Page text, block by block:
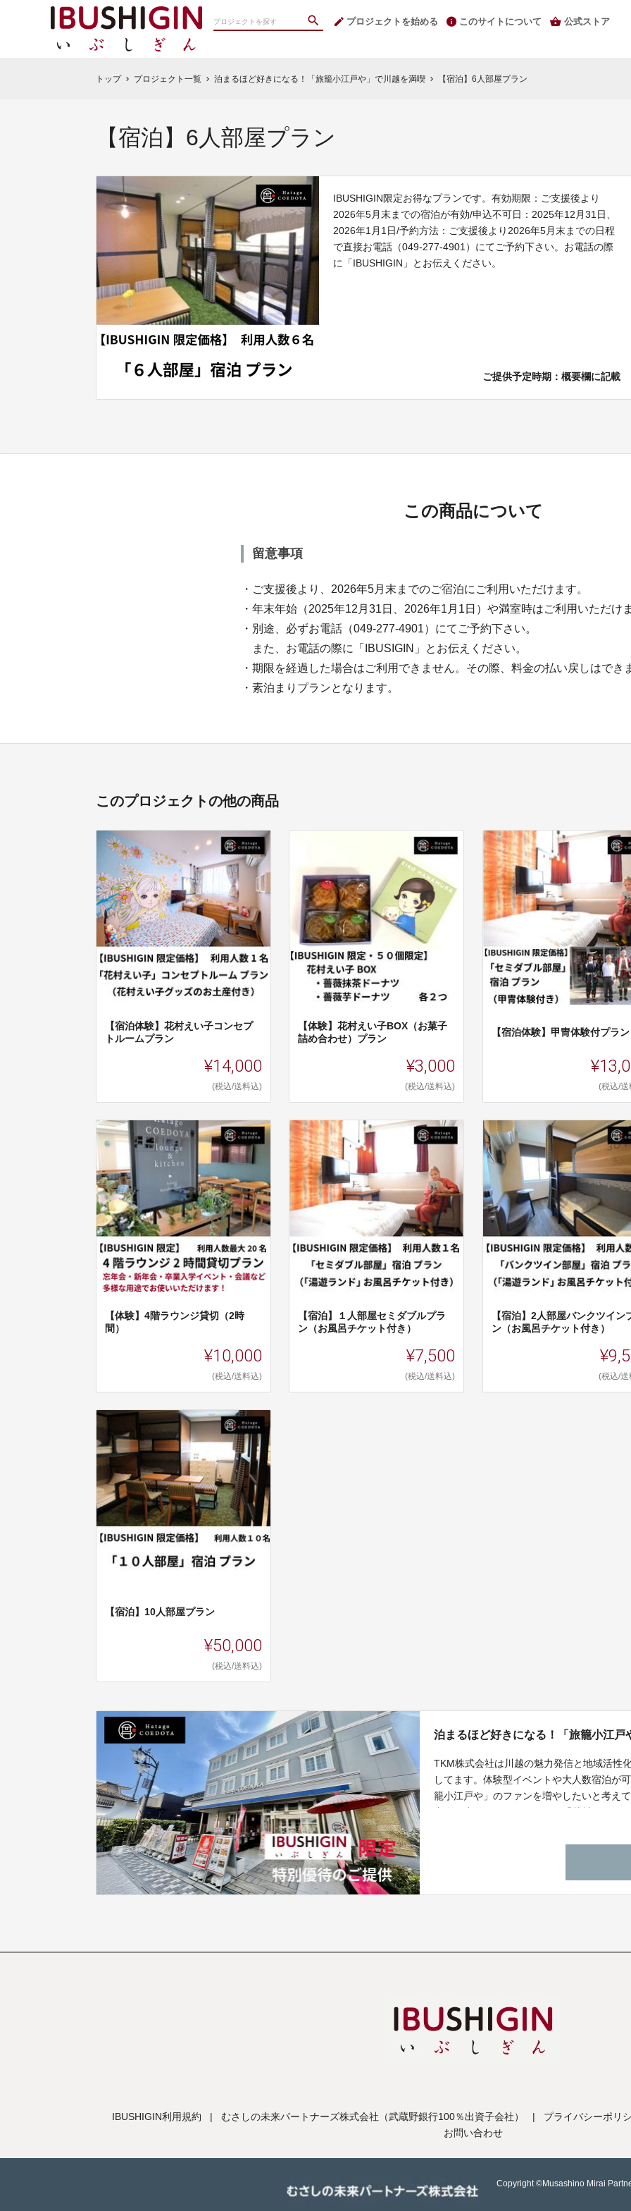
プロジェクトを始める このサイトについて 公式ストア
トップ chevron_right プロジェクト一覧 chevron_right 泊まるほど好きになる！「旅籠小江戸や」で川越を満喫 chevron_right 【宿泊】6人部屋プラン
【宿泊】6人部屋プラン
IBUSHIGIN限定お得なプランです。有効期限：ご支援後より
2026年5月末までの宿泊が有効/申込不可日：2025年12月31日、
2026年1月1日/予約方法：ご支援後より2026年5月末までの日程
で直接お電話（049-277-4901）にてご予約下さい。お電話の際
に「IBUSHIGIN」とお伝えください。
ご提供予定時期：概要欄に記載
この商品について
留意事項
・ご支援後より、2026年5月末までのご宿泊にご利用いただけます。
・年末年始（2025年12月31日、2026年1月1日）や満室時はご利用いただけ
・別途、必ずお電話（049-277-4901）にてご予約下さい。
また、お電話の際に「IBUSIGIN」とお伝えください。
・期限を経過した場合はご利用できません。その際、料金の払い戻しはでき
・素泊まりプランとなります。
このプロジェクトの他の商品
【宿泊体験】花村えい子コンセプ
トルームプラン
¥14,000
(税込/送料込)
【体験】花村えい子BOX（お菓子
詰め合わせ）プラン
¥3,000
(税込/送料込)
【宿泊体験】甲冑体験付プラン
(税込/送
【体験】4階ラウンジ貸切（2時
間）
¥10,000
(税込/送料込)
【宿泊】１人部屋セミダブルプラ
ン（お風呂チケット付き）
¥7,500
(税込/送料込)
【宿泊】2人部屋バンクツイン
ン（お風呂チケット付き）
(税込/送
【宿泊】10人部屋プラン
¥50,000
(税込/送料込)
泊まるほど好きになる！「旅籠小江戸
TKM株式会社は川越の魅力発信と地域活性
してます。体験型イベントや大人数宿泊が
籠小江戸や」のファンを増やしたいと考え
文化・人の温かさを深く知ることができる
IBUSHIGIN利用規約 | むさしの未来パートナーズ株式会社（武蔵野銀行100％出資子会社） |
プライバシーポリ
お問い合わせ
Copyright ©Musashino Mirai